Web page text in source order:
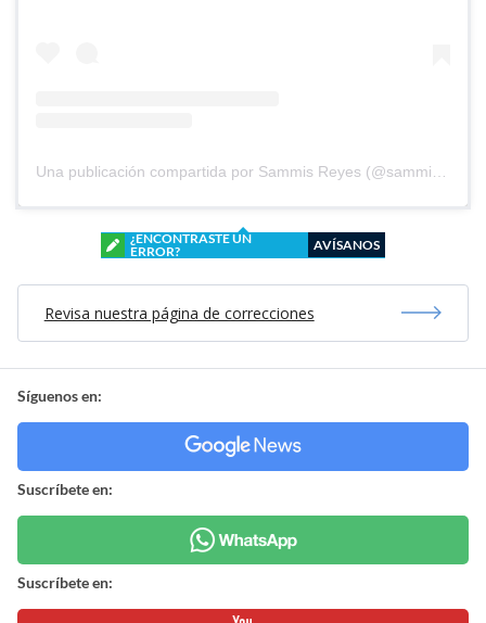
¿ENCONTRASTE UN
ERROR?
AVÍSANOS
Revisa nuestra página de correcciones
Síguenos en:
Suscríbete en:
Suscríbete en: